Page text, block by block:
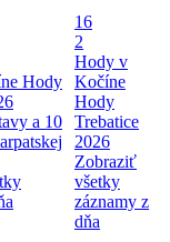
Hody
a 10
16
2
Hody v
Kočíne
Hody
Trebatice
2026
Zobraziť
všetky
záznamy z
dňa